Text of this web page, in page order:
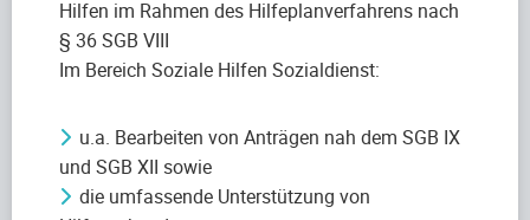
Hilfen im Rahmen des Hilfeplanverfahrens nach
§ 36 SGB VIII
Im Bereich Soziale Hilfen Sozialdienst:
u.a. Bearbeiten von Anträgen nah dem SGB IX
und SGB XII sowie
die umfassende Unterstützung von